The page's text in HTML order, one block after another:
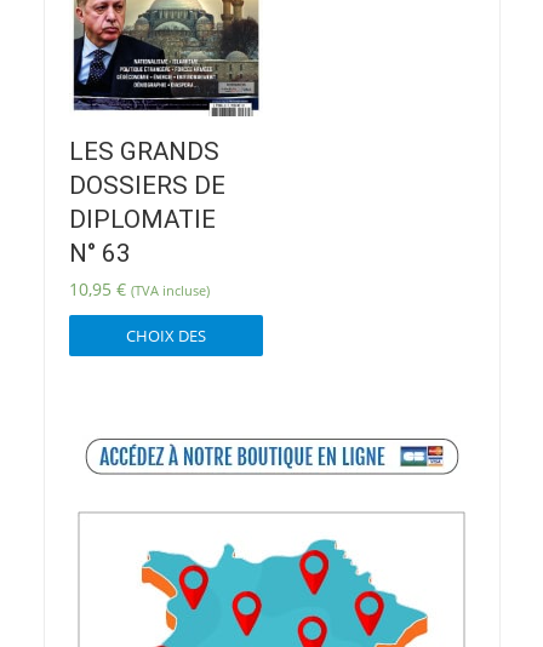
LES GRANDS
DOSSIERS DE
DIPLOMATIE
N° 63
10,95 € (TVA incluse)
CHOIX DES
Ce
Les
options
peuvent
choisies